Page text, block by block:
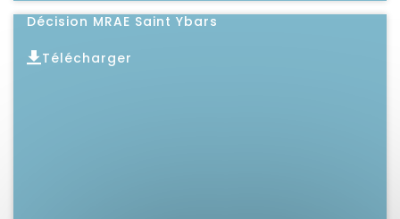
Décision MRAE Saint Ybars
Télécharger